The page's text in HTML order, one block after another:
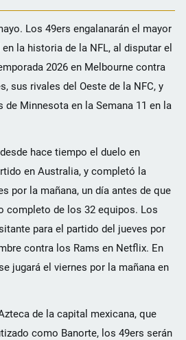
Los 49ers engalanarán el mayor
la historia de la NFL, al disputar el
2026 en Melbourne contra
sus rivales del Oeste de la NFC, y
Minnesota en la Semana 11 en la
hace tiempo el duelo en
en Australia, y completó la
por la mañana, un día antes de que
completo de los 32 equipos. Los
para el partido del jueves por
contra los Rams en Netflix. En
jugará el viernes por la mañana en
de la capital mexicana, que
como Banorte, los 49ers serán